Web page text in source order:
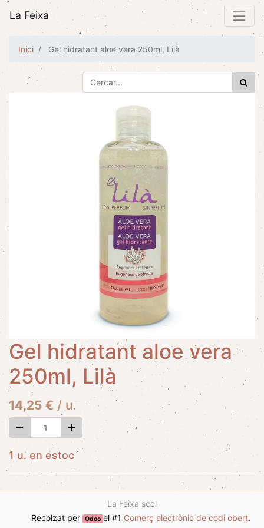
La Feixa
Inici Gel hidratant aloe vera 250ml, Lilà
Gel hidratant aloe vera
250ml, Lilà
14,25 € / u.
1 u. en estoc
La Feixa sccl
Recolzat per
Odoo el #1 Comerç electrònic de codi obert.